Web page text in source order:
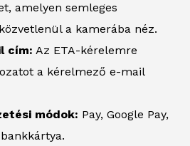
amelyen semleges
a kamerába néz.
cím: Az ETA-kérelemre
a kérelmező e-mail
módok: Pay, Google Pay,